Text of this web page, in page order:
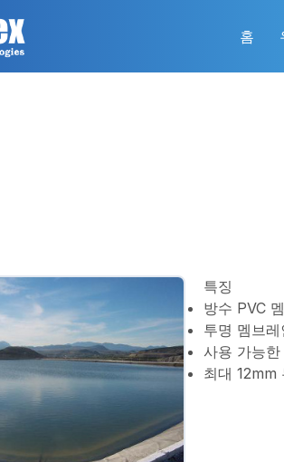
홈
특징
방수 PVC
투명 멤브
사용 가능
최대 12mm